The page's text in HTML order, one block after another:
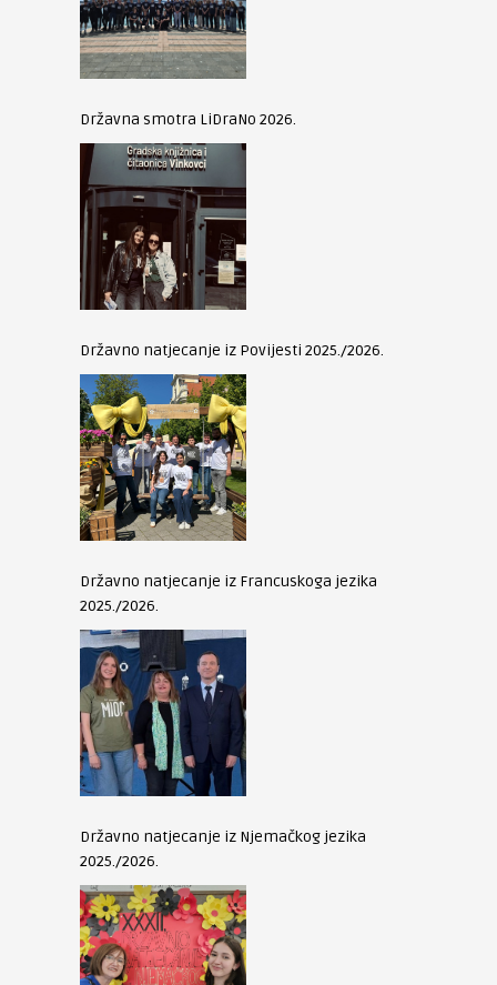
Državna smotra LiDraNo 2026.
Državno natjecanje iz Povijesti 2025./2026.
Državno natjecanje iz Francuskoga jezika
2025./2026.
Državno natjecanje iz Njemačkog jezika
2025./2026.